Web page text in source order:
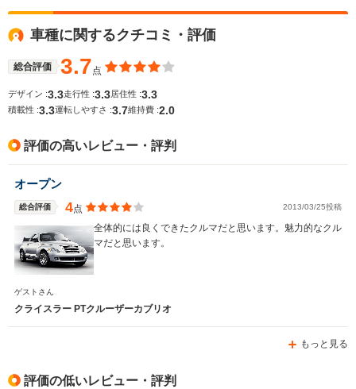
WLTCモード
燃費
車種に関するクチコミ・評価
総合評価 3.7点
デザイン :3.3走行性 :3.3居住性 :3.3
積載性 :3.3運転しやすさ :3.7維持費 :2.0
評価の高いレビュー・評判
オープン
総合評価 4点 2013/03/25投稿
全体的には良くできたクルマだと思います。魅力的なクル
マだと思います。
ゲストさん
クライスラー PTクルーザーカブリオ
もっと見る
評価の低いレビュー・評判